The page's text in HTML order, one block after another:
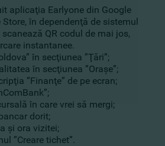
aplicaţia Earlyone din Google
Store, în dependenţă de sistemul
QR codul de mai jos,
instantanee.
în secţiunea ”Ţări”;
în secţiunea ”Oraşe”;
”Finanţe” de pe ecran;
în care vrei să mergi;
dorit;
şi ora vizitei;
”Creare tichet”.